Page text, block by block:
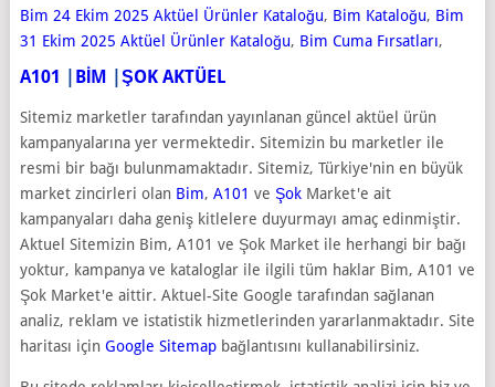
Bim 24 Ekim 2025 Aktüel Ürünler Kataloğu, Bim Kataloğu, Bim
31 Ekim 2025 Aktüel Ürünler Kataloğu, Bim Cuma Fırsatları,
A101 BİM ŞOK AKTÜEL
Sitemiz marketler tarafından yayınlanan güncel aktüel ürün
kampanyalarına yer vermektedir. Sitemizin bu marketler ile
resmi bir bağı bulunmamaktadır. Sitemiz, Türkiye'nin en büyük
market zincirleri olan Bim, A101 ve ŞokMarket'e ait
kampanyaları daha geniş kitlelere duyurmayı amaç edinmiştir.
Aktuel Sitemizin Bim, A101 ve Şok Market ile herhangi bir bağı
yoktur, kampanya ve kataloglar ile ilgili tüm haklar Bim, A101 ve
Şok Market'e aittir. Aktuel-Site Google tarafından sağlanan
analiz, reklam ve istatistik hizmetlerinden yararlanmaktadır. Site
haritası için Google Sitemapbağlantısını kullanabilirsiniz.